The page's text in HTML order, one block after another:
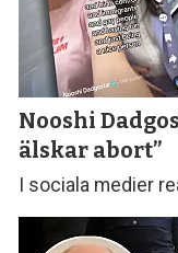
Nooshi
älskar abort”
I sociala medier